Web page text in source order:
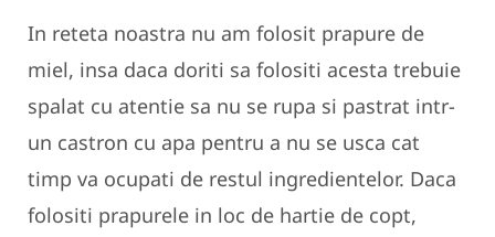
In reteta noastra nu am folosit prapure de
miel, insa daca doriti sa folositi acesta trebuie
spalat cu atentie sa nu se rupa si pastrat intr-
un castron cu apa pentru a nu se usca cat
timp va ocupati de restul ingredientelor. Daca
folositi prapurele in loc de hartie de copt,